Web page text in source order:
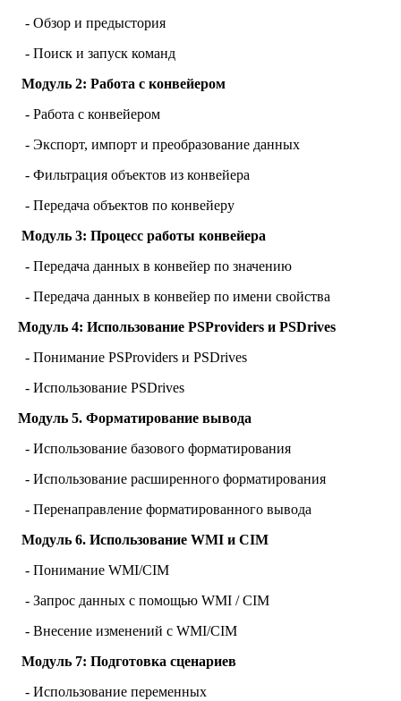
- Обзор и предыстория
- Поиск и запуск команд
Модуль 2: Работа с конвейером
- Работа с конвейером
- Экспорт, импорт и преобразование данных
- Фильтрация объектов из конвейера
- Передача объектов по конвейеру
Модуль 3: Процесс работы конвейера
- Передача данных в конвейер по значению
- Передача данных в конвейер по имени свойства
Модуль 4: Использование PSProviders и PSDrives
- Понимание PSProviders и PSDrives
- Использование PSDrives
Модуль 5. Форматирование вывода
- Использование базового форматирования
- Использование расширенного форматирования
- Перенаправление форматированного вывода
Модуль 6. Использование WMI и CIM
- Понимание WMI/CIM
- Запрос данных с помощью WMI / CIM
- Внесение изменений с WMI/CIM
Модуль 7: Подготовка сценариев
- Использование переменных